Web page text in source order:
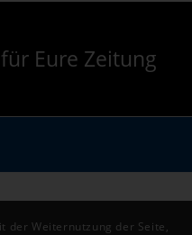
Eure Zeitung
der Weiternutzung der Seite,